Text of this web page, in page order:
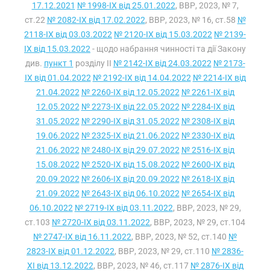
17.12.2021 № 1998-IX від 25.01.2022, ВВР, 2023, № 7,
ст.22 № 2082-IX від 17.02.2022, ВВР, 2023, № 16, ст.58 №
2118-IX від 03.03.2022 № 2120-IX від 15.03.2022 № 2139-
IX від 15.03.2022 - щодо набрання чинності та дії Закону
див. пункт 1 розділу II № 2142-IX від 24.03.2022 № 2173-
IX від 01.04.2022 № 2192-IX від 14.04.2022 № 2214-IX від
21.04.2022 № 2260-IX від 12.05.2022 № 2261-IX від
12.05.2022 № 2273-IX від 22.05.2022 № 2284-IX від
31.05.2022 № 2290-IX від 31.05.2022 № 2308-IX від
19.06.2022 № 2325-IX від 21.06.2022 № 2330-IX від
21.06.2022 № 2480-IX від 29.07.2022 № 2516-IX від
15.08.2022 № 2520-IX від 15.08.2022 № 2600-IX від
20.09.2022 № 2606-IX від 20.09.2022 № 2618-IX від
21.09.2022 № 2643-IX від 06.10.2022 № 2654-IX від
06.10.2022 № 2719-IX від 03.11.2022, ВВР, 2023, № 29,
ст.103 № 2720-IX від 03.11.2022, ВВР, 2023, № 29, ст.104
№ 2747-IX від 16.11.2022, ВВР, 2023, № 52, ст.140 №
2823-IX від 01.12.2022, ВВР, 2023, № 29, ст.110 № 2836-
XI від 13.12.2022, ВВР, 2023, № 46, ст.117 № 2876-IX від